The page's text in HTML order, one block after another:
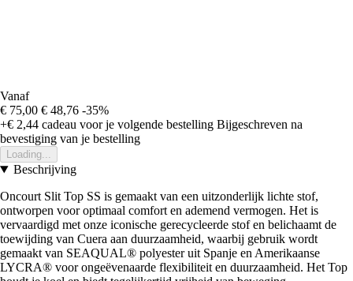
Vanaf
€ 75,00 € 48,76 -35%
+€ 2,44 cadeau voor je volgende bestelling Bijgeschreven na
bevestiging van je bestelling
Loading...
Beschrijving
Oncourt Slit Top SS is gemaakt van een uitzonderlijk lichte stof,
ontworpen voor optimaal comfort en ademend vermogen. Het is
vervaardigd met onze iconische gerecycleerde stof en belichaamt de
toewijding van Cuera aan duurzaamheid, waarbij gebruik wordt
gemaakt van SEAQUAL® polyester uit Spanje en Amerikaanse
LYCRA® voor ongeëvenaarde flexibiliteit en duurzaamheid. Het Top